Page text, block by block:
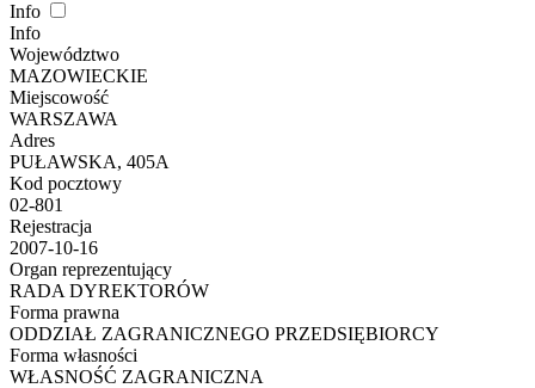
Info
Info
Województwo
MAZOWIECKIE
Miejscowość
WARSZAWA
Adres
PUŁAWSKA, 405A
Kod pocztowy
02-801
Rejestracja
2007-10-16
Organ reprezentujący
RADA DYREKTORÓW
Forma prawna
ODDZIAŁ ZAGRANICZNEGO PRZEDSIĘBIORCY
Forma własności
WŁASNOŚĆ ZAGRANICZNA